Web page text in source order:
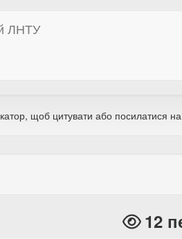
ЛНТУ
щоб цитувати або посилатися
12